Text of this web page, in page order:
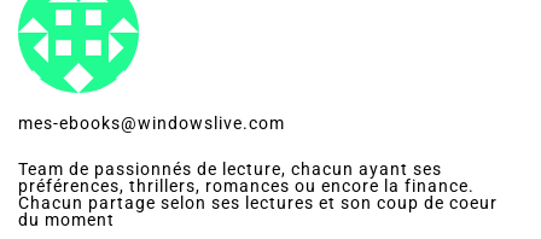
mes-ebooks@windowslive.com
Team de passionnés de lecture, chacun ayant ses
préférences, thrillers, romances ou encore la finance.
Chacun partage selon ses lectures et son coup de coeur
du moment